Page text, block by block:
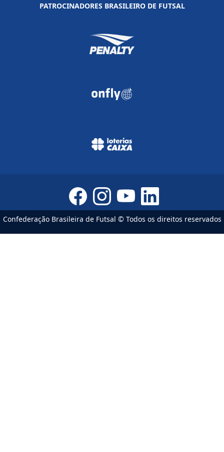
PATROCINADORES BRASILEIRO DE FUTSAL
Confederação Brasileira de Futsal © Todos os direitos reservados